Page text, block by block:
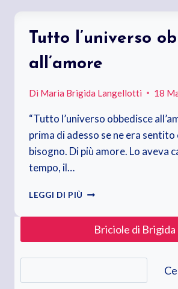
Tutto l’universo
all’amore
Di Maria Brigida Langellotti 18
“Tutto l’universo obbedisce
prima di adesso se ne era
bisogno. Di più amore. Lo aveva
tempo, il…
LEGGI DI PIÙ TUTTO
OBBEDISCE
ALL’AMORE
Briciole di Brigida